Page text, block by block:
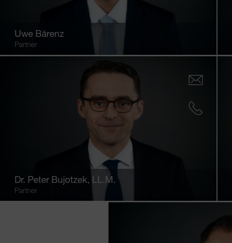
Uwe Bärenz
Partner
Dr. Peter Bujotzek , LL.M.
Partner